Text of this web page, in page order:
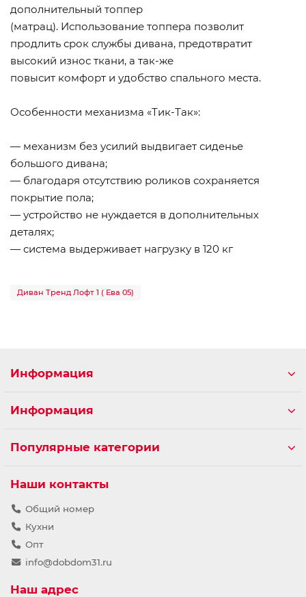
дополнительный топпер
(матрац). Использование топпера позволит
продлить срок службы дивана, предотвратит
высокий износ ткани, а так-же
повысит комфорт и удобство спального места.
Особенности механизма «Тик-Так»:
— механизм без усилий выдвигает сиденье
большого дивана;
— благодаря отсутствию роликов сохраняется
покрытие пола;
— устройство не нуждается в дополнительных
деталях;
— система выдерживает нагрузку в 120 кг
Диван Тренд Лофт 1 ( Ева 05)
Информация
Информация
Популярные категории
Наши контакты
Общий номер
Кухни
Опт
info@dobdom31.ru
Наш адрес